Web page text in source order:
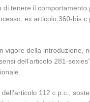
tenere il
ex articolo 360-bis
della introduzione,
dell’articolo 281-
112 c.p.c.,